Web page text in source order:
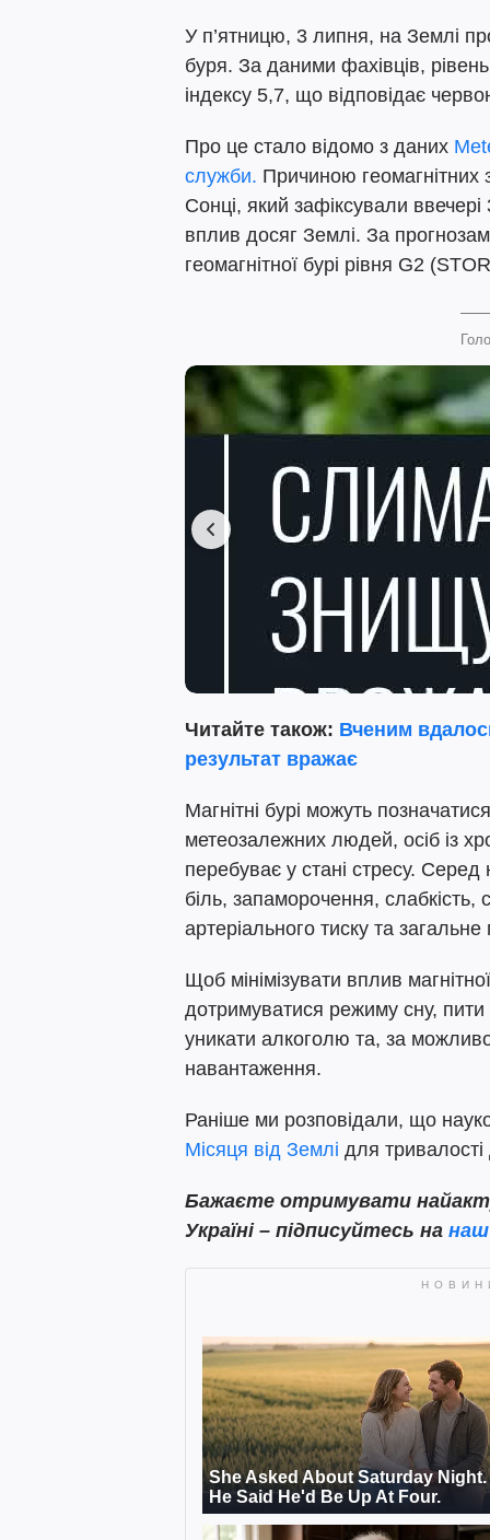
У п’ятницю, 3 липня, на Землі
буря. За даними фахівців,
індексу 5,7, що відповідає
Про це стало відомо з даних
служби. Причиною геомагнітних
Сонці, який зафіксували
вплив досяг Землі. За
геомагнітної бурі рівня G2
Читайте також: Вченим
результат вражає
Магнітні бурі можуть
метеозалежних людей, осіб із
перебуває у стані стресу.
біль, запаморочення, слабкість,
артеріального тиску та
Щоб мінімізувати вплив
дотримуватися режиму сну, пити
уникати алкоголю та, за
навантаження.
Раніше ми розповідали, що
Місяця від Землі для
Бажаєте отримувати
Україні – підписуйтесь на наш